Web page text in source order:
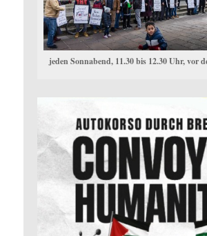
jeden Sonnabend, 11.30 bis 12.30 Uhr, vor